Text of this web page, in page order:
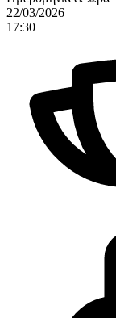
22/03/2026
17:30